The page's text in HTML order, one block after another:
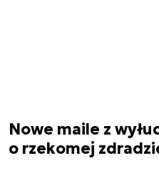
Nowe maile z
o rzekomej